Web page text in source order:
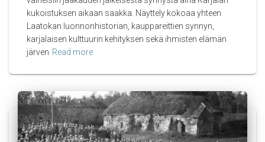
kukoistuksen aikaan saakka. Näyttely kokoaa yhteen
Laatokan luonnonhistorian, kauppareittien synnyn,
karjalaisen kulttuurin kehityksen sekä ihmisten elämän
järven Read more